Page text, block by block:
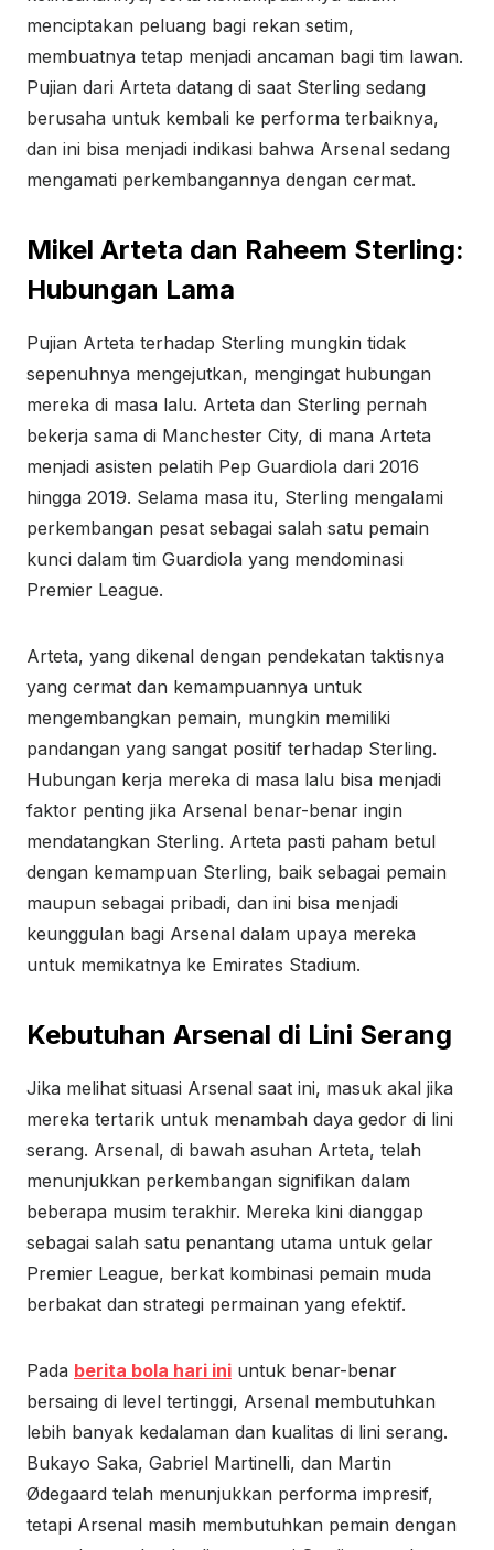
menciptakan peluang bagi rekan setim,
membuatnya tetap menjadi ancaman bagi tim lawan.
Pujian dari Arteta datang di saat Sterling sedang
berusaha untuk kembali ke performa terbaiknya,
dan ini bisa menjadi indikasi bahwa Arsenal sedang
mengamati perkembangannya dengan cermat.
Mikel Arteta dan Raheem Sterling:
Hubungan Lama
Pujian Arteta terhadap Sterling mungkin tidak
sepenuhnya mengejutkan, mengingat hubungan
mereka di masa lalu. Arteta dan Sterling pernah
bekerja sama di Manchester City, di mana Arteta
menjadi asisten pelatih Pep Guardiola dari 2016
hingga 2019. Selama masa itu, Sterling mengalami
perkembangan pesat sebagai salah satu pemain
kunci dalam tim Guardiola yang mendominasi
Premier League.
Arteta, yang dikenal dengan pendekatan taktisnya
yang cermat dan kemampuannya untuk
mengembangkan pemain, mungkin memiliki
pandangan yang sangat positif terhadap Sterling.
Hubungan kerja mereka di masa lalu bisa menjadi
faktor penting jika Arsenal benar-benar ingin
mendatangkan Sterling. Arteta pasti paham betul
dengan kemampuan Sterling, baik sebagai pemain
maupun sebagai pribadi, dan ini bisa menjadi
keunggulan bagi Arsenal dalam upaya mereka
untuk memikatnya ke Emirates Stadium.
Kebutuhan Arsenal di Lini Serang
Jika melihat situasi Arsenal saat ini, masuk akal jika
mereka tertarik untuk menambah daya gedor di lini
serang. Arsenal, di bawah asuhan Arteta, telah
menunjukkan perkembangan signifikan dalam
beberapa musim terakhir. Mereka kini dianggap
sebagai salah satu penantang utama untuk gelar
Premier League, berkat kombinasi pemain muda
berbakat dan strategi permainan yang efektif.
Pada berita bola hari ini untuk benar-benar
bersaing di level tertinggi, Arsenal membutuhkan
lebih banyak kedalaman dan kualitas di lini serang.
Bukayo Saka, Gabriel Martinelli, dan Martin
Ødegaard telah menunjukkan performa impresif,
tetapi Arsenal masih membutuhkan pemain dengan